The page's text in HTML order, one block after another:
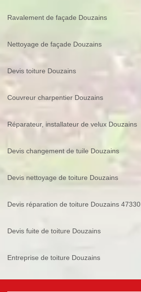
Ravalement de façade Douzains
Nettoyage de façade Douzains
Devis toiture Douzains
Couvreur charpentier Douzains
Réparateur, installateur de velux Douzains
Devis changement de tuile Douzains
Devis nettoyage de toiture Douzains
Devis réparation de toiture Douzains 47330
Devis fuite de toiture Douzains
Entreprise de toiture Douzains